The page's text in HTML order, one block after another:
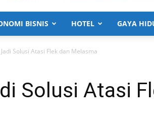
BISNIS HOTEL GAYA
Solusi Atasi Flek dan Melasma
Solusi Atasi